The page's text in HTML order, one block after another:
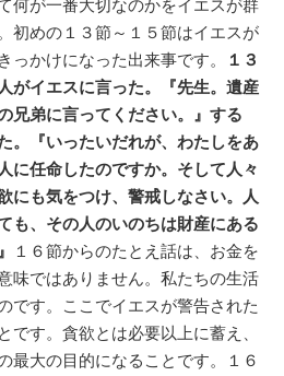
何が一番大切なのかをイエスが群
初めの１３節～１５節はイエスが
っかけになった出来事です。
１３
がイエスに言った。『先生。遺産
兄弟に言ってください。』する
。『いったいだれが、わたしをあ
に任命したのですか。そして人々
にも気をつけ、警戒しなさい。人
も、その人のいのちは財産にある
１６節からのたとえ話は、お金を
味ではありません。私たちの生活
です。ここでイエスが警告された
です。貪欲とは必要以上に蓄え、
最大の目的になることです。１６